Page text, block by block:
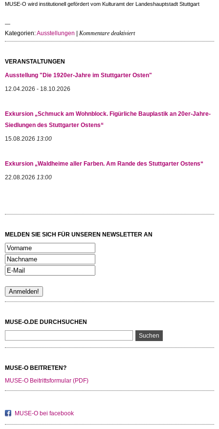
MUSE-O wird institutionell gefördert vom Kulturamt der Landeshauptstadt Stuttgart
Kategorien:Ausstellungen | Kommentare deaktiviertfür
Super,
im
VERANSTALTUNGEN
Ausstellung "Die 1920er-Jahre im Stuttgarter Osten"
12.04.2026 - 18.10.2026
Exkursion „Schmuck am Wohnblock. Figürliche Bauplastik an 20er-Jahre-
Siedlungen des Stuttgarter Ostens“
15.08.2026 13:00
Exkursion „Waldheime aller Farben. Am Rande des Stuttgarter Ostens“
22.08.2026 13:00
MELDEN SIE SICH FÜR UNSEREN NEWSLETTER AN
MUSE-O.DE DURCHSUCHEN
MUSE-O BEITRETEN?
MUSE-O Beitrittsformular (PDF)
MUSE-O bei facebook